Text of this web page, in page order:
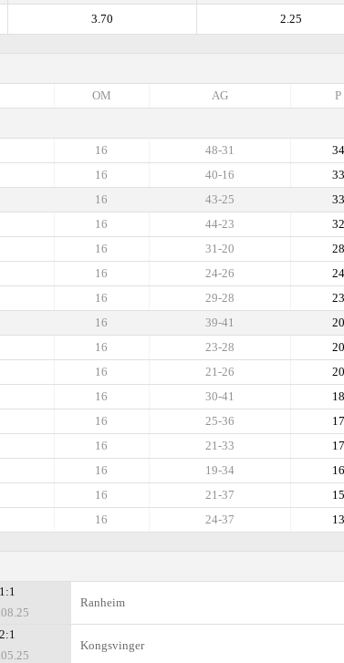
2.25
3.70
P
AG
OM
34
48-31
16
33
40-16
16
33
43-25
16
32
44-23
16
28
31-20
16
24
24-26
16
23
29-28
16
20
39-41
16
20
23-28
16
20
21-26
16
18
30-41
16
17
25-36
16
17
21-33
16
16
19-34
16
15
21-37
16
13
24-37
16
1:1
Ranheim
2:1
Kongsvinger